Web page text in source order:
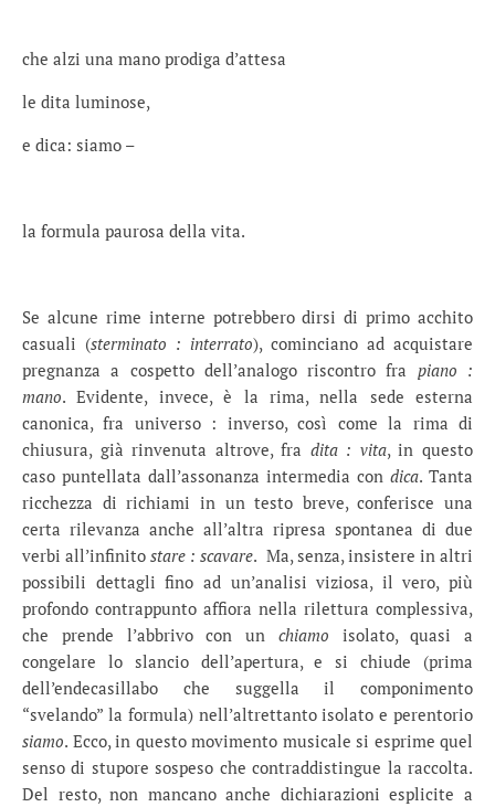
che alzi una mano prodiga d’attesa
le dita luminose,
e dica: siamo –
la formula paurosa della vita.
Se alcune rime interne potrebbero dirsi di primo acchito
casuali (sterminato : interrato), cominciano ad acquistare
pregnanza a cospetto dell’analogo riscontro fra piano :
mano. Evidente, invece, è la rima, nella sede esterna
canonica, fra universo : inverso, così come la rima di
chiusura, già rinvenuta altrove, fra dita : vita, in questo
caso puntellata dall’assonanza intermedia con dica. Tanta
ricchezza di richiami in un testo breve, conferisce una
certa rilevanza anche all’altra ripresa spontanea di due
verbi all’infinitostare : scavare. Ma, senza, insistere in altri
possibili dettagli fino ad un’analisi viziosa, il vero, più
profondo contrappunto affiora nella rilettura complessiva,
che prende l’abbrivo con un chiamo isolato, quasi a
congelare lo slancio dell’apertura, e si chiude (prima
dell’endecasillabo che suggella il componimento
“svelando” la formula) nell’altrettanto isolato e perentorio
siamo. Ecco, in questo movimento musicale si esprime quel
senso di stupore sospeso che contraddistingue la raccolta.
Del resto, non mancano anche dichiarazioni esplicite a